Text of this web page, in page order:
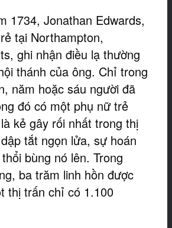
1734, Jonathan Edwards,
tại Northampton,
ghi nhận điều lạ thường
thánh của ông. Chỉ trong
năm hoặc sáu người đã
đó có một phụ nữ trẻ
kẻ gây rối nhất trong thị
tắt ngọn lửa, sự hoán
bùng nó lên. Trong
ba trăm linh hồn được
thị trấn chỉ có 1.100